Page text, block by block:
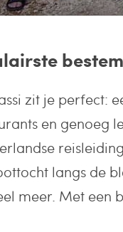
zit je perfect:
en genoeg
langs de
meer. Met een